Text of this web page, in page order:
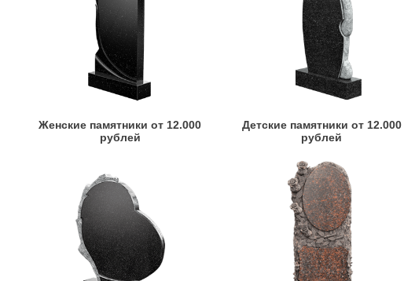
Женские памятники от 12.000
рублей
Детские памятники от 12.000
рублей